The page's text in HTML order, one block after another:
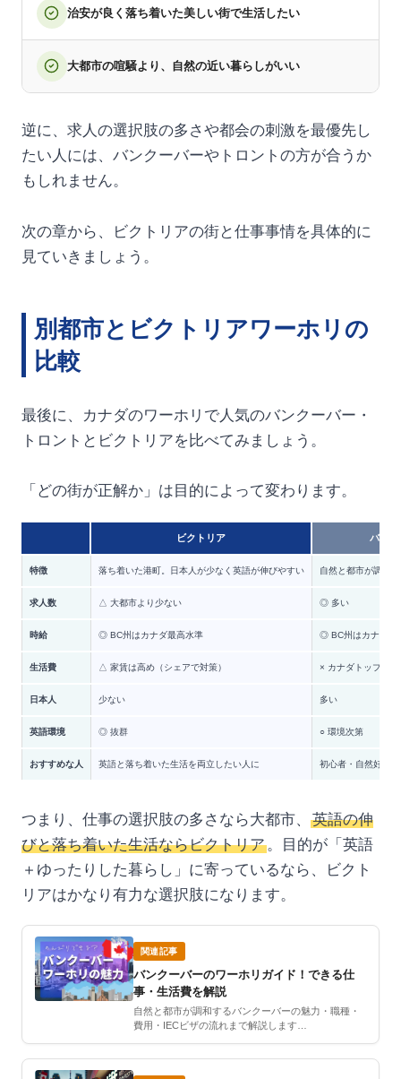
治安が良く落ち着いた美しい街で生活したい
大都市の喧騒より、自然の近い暮らしがいい
逆に、求人の選択肢の多さや都会の刺激を最優先し
たい人には、バンクーバーやトロントの方が合うか
もしれません。
次の章から、ビクトリアの街と仕事事情を具体的に
見ていきましょう。
別都市とビクトリアワーホリの
比較
最後に、カナダのワーホリで人気のバンクーバー・
トロントとビクトリアを比べてみましょう。
「どの街が正解か」は目的によって変わります。
ビクトリア バン
特徴 落ち着いた港町。日本人が少なく英語が伸びやすい 自然と都市が調和
求人数 △ 大都市より少ない ◎ 多い
時給 ◎ BC州はカナダ最高水準 ◎ BC州はカナダ最
生活費 △ 家賃は高め（シェアで対策） × カナダトップ級に
日本人 少ない 多い
英語環境 ◎ 抜群 ○ 環境次第
おすすめな人 英語と落ち着いた生活を両立したい人に 初心者・自然好き
つまり、仕事の選択肢の多さなら大都市、
英語の伸
びと落ち着いた生活ならビクトリア。目的が「英語
＋ゆったりした暮らし」に寄っているなら、ビクト
リアはかなり有力な選択肢になります。
関連記事
バンクーバーのワーホリガイド！できる仕
事・生活費を解説
自然と都市が調和するバンクーバーの魅力・職種・
費用・IECビザの流れまで解説します…